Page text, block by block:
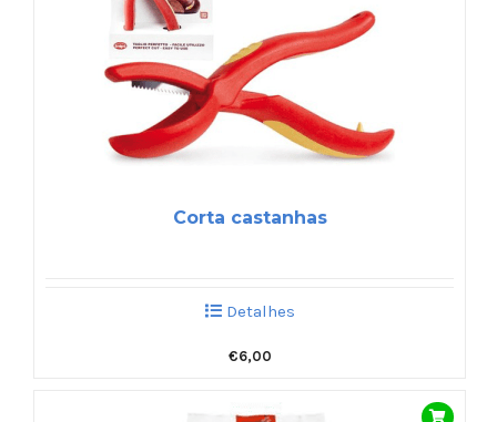
Corta castanhas
Detalhes
€6,00